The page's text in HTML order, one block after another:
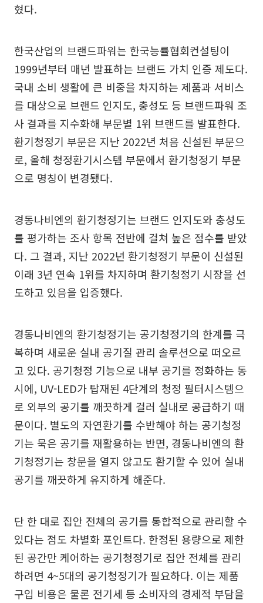
혔다.
한국산업의 브랜드파워는 한국능률협회컨설팅이
1999년부터 매년 발표하는 브랜드 가치 인증 제도다.
국내 소비 생활에 큰 비중을 차지하는 제품과 서비스
를 대상으로 브랜드 인지도, 충성도 등 브랜드파워 조
사 결과를 지수화해 부문별 1위 브랜드를 발표한다.
환기청정기 부문은 지난 2022년 처음 신설된 부문으
로, 올해 청정환기시스템 부문에서 환기청정기 부문
으로 명칭이 변경됐다.
경동나비엔의 환기청정기는 브랜드 인지도와 충성도
를 평가하는 조사 항목 전반에 걸쳐 높은 점수를 받았
다. 그 결과, 지난 2022년 환기청정기 부문이 신설된
이래 3년 연속 1위를 차지하며 환기청정기 시장을 선
도하고 있음을 입증했다.
경동나비엔의 환기청정기는 공기청정기의 한계를 극
복하며 새로운 실내 공기질 관리 솔루션으로 떠오르
고 있다. 공기청정 기능으로 내부 공기를 정화하는 동
시에, UV-LED가 탑재된 4단계의 청정 필터시스템으
로 외부의 공기를 깨끗하게 걸러 실내로 공급하기 때
문이다. 별도의 자연환기를 수반해야 하는 공기청정
기는 묵은 공기를 재활용하는 반면, 경동나비엔의 환
기청정기는 창문을 열지 않고도 환기할 수 있어 실내
공기를 깨끗하게 유지하게 해준다.
단 한 대로 집안 전체의 공기를 통합적으로 관리할 수
있다는 점도 차별화 포인트다. 한정된 용량으로 제한
된 공간만 케어하는 공기청정기로 집안 전체를 관리
하려면 4~5대의 공기청정기가 필요하다. 이는 제품
구입 비용은 물론 전기세 등 소비자의 경제적 부담을